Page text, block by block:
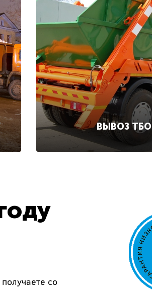
ВЫВОЗ ТБО
со